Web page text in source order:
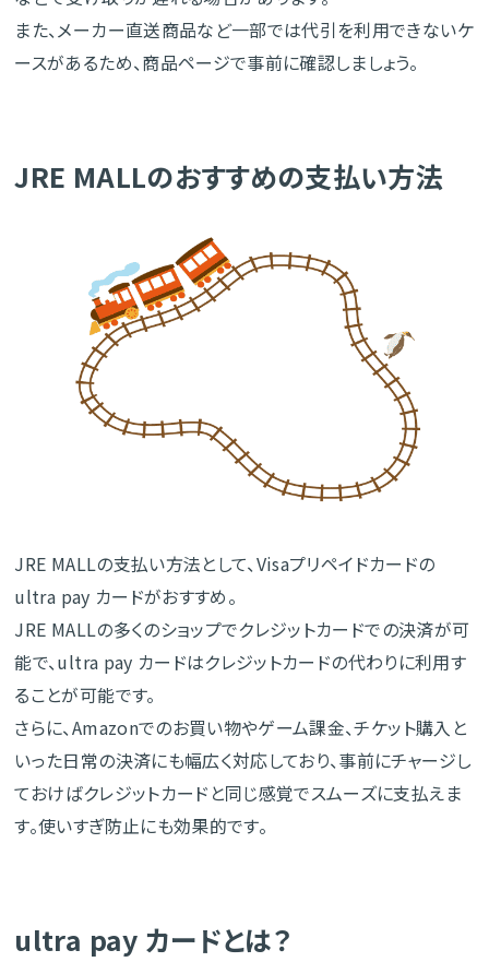
また、メーカー直送商品など一部では代引を利用できないケ
ースがあるため、商品ページで事前に確認しましょう。
JRE MALLのおすすめの支払い方法
JRE MALLの支払い方法として、Visaプリペイドカードの
ultra pay カードがおすすめ。
JRE MALLの多くのショップでクレジットカードでの決済が可
能で、ultra pay カードはクレジットカードの代わりに利用す
ることが可能です。
さらに、Amazonでのお買い物やゲーム課金、チケット購入と
いった日常の決済にも幅広く対応しており、事前にチャージし
ておけばクレジットカードと同じ感覚でスムーズに支払えま
す。使いすぎ防止にも効果的です。
ultra pay カードとは？